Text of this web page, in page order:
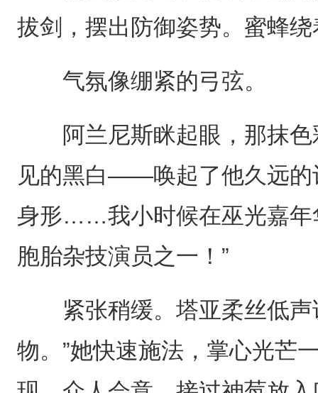
拔剑，摆出防御姿势。蜜蜂
气氛像绷紧的弓弦。
阿兰尼斯眯起眼，那抹色
见的黑白——唤起了他久远的
身形……我小时候在巫光嘉年
胞胎杂技演员之一！”
紧张稍缓。塔亚柔丝低声
物。”她快速施法，掌心光芒